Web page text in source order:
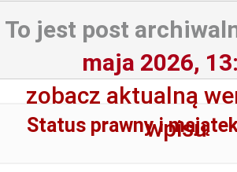
To jest post
maja 2026,
zobacz aktualną
wpisu
Status prawny i